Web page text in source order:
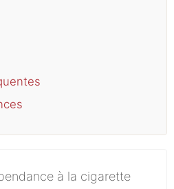
à la cigarette